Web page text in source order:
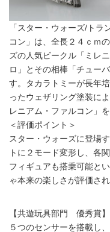
「スター・ウォーズ/ト
コン」は、全長２４ｃｍ
ズの人気ビークル「ミレ
ロ」とその相棒「チュー
す。タカラトミーが長年
ったウェザリング塗装に
レニアム・ファルコン」
＜評価ポイント＞
スター・ウォーズに登場
トに２モード変形し、各
フィギュアも搭乗可能と
ゃ本来の楽しさが評価され
【共遊玩具部門 優秀賞】
５つのセンサーを搭載し